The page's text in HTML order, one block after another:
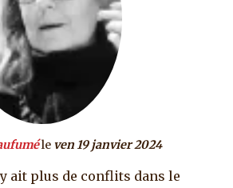
le ven 19 janvier 2024
y ait plus de conflits dans le